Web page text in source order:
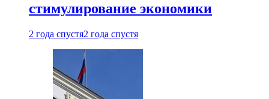
стимулирование экономики
2 года спустя2 года спустя